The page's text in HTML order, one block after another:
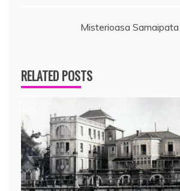
Misterioasa
RELATED POSTS